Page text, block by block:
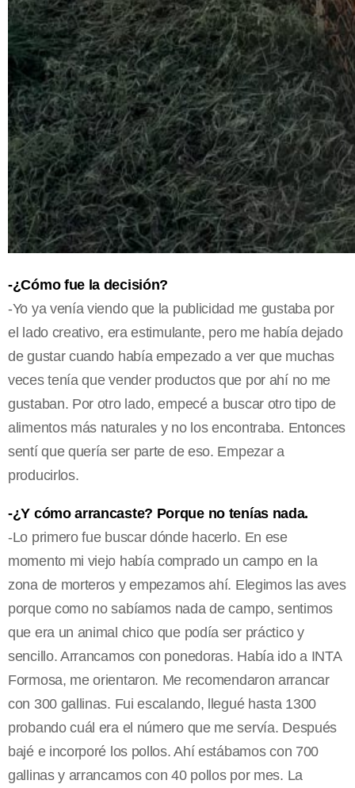
-¿Cómo fue la decisión?
-Yo ya venía viendo que la publicidad me gustaba por
el lado creativo, era estimulante, pero me había dejado
de gustar cuando había empezado a ver que muchas
veces tenía que vender productos que por ahí no me
gustaban. Por otro lado, empecé a buscar otro tipo de
alimentos más naturales y no los encontraba. Entonces
sentí que quería ser parte de eso. Empezar a
producirlos.
-¿Y cómo arrancaste? Porque no tenías nada.
-Lo primero fue buscar dónde hacerlo. En ese
momento mi viejo había comprado un campo en la
zona de morteros y empezamos ahí. Elegimos las aves
porque como no sabíamos nada de campo, sentimos
que era un animal chico que podía ser práctico y
sencillo. Arrancamos con ponedoras. Había ido a INTA
Formosa, me orientaron. Me recomendaron arrancar
con 300 gallinas. Fui escalando, llegué hasta 1300
probando cuál era el número que me servía. Después
bajé e incorporé los pollos. Ahí estábamos con 700
gallinas y arrancamos con 40 pollos por mes. La